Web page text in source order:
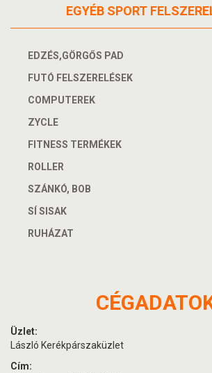
EGYÉB SPORT
EDZÉS,GÖRGŐS PAD
FUTÓ FELSZERELÉSEK
COMPUTEREK
ZYCLE
FITNESS TERMÉKEK
ROLLER
SZÁNKÓ, BOB
SÍ SISAK
RUHÁZAT
Üzlet:
László Kerékpárszaküzlet
Cím: